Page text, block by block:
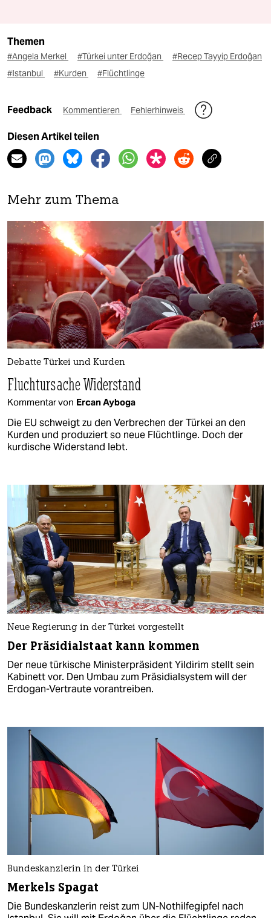
Themen
#Angela Merkel #Türkei unter Erdoğan
#Recep Tayyip Erdoğan
#Istanbul
#Kurden #Flüchtlinge
Feedback Kommentieren Fehlerhinweis
Diesen Artikel teilen
Mehr zum Thema
Debatte Türkei und Kurden
Fluchtursache Widerstand
Kommentar von Ercan Ayboga
Die EU schweigt zu den Verbrechen der Türkei an den
Kurden und produziert so neue Flüchtlinge. Doch der
kurdische Widerstand lebt.
Neue Regierung in der Türkei vorgestellt
Der Präsidialstaat kann kommen
Der neue türkische Ministerpräsident Yildirim stellt sein
Kabinett vor. Den Umbau zum Präsidialsystem will der
Erdogan-Vertraute vorantreiben.
Bundeskanzlerin in der Türkei
Merkels Spagat
Die Bundeskanzlerin reist zum UN-Nothilfegipfel nach